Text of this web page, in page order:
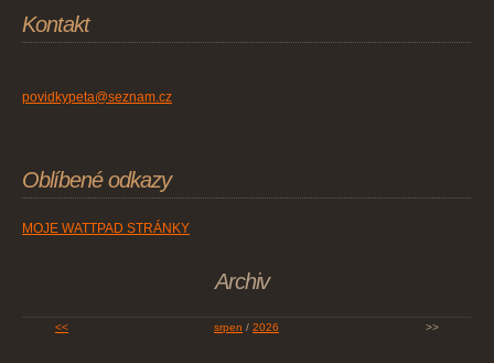
Kontakt
povidkypeta@seznam.cz
Oblíbené odkazy
MOJE WATTPAD STRÁNKY
Archiv
<< srpen / 2026 >>